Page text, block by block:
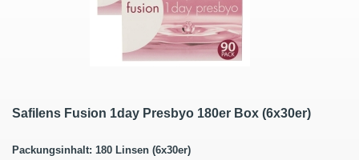
Safilens Fusion 1day Presbyo 180er Box (6x30er)
Packungsinhalt: 180 Linsen (6x30er)